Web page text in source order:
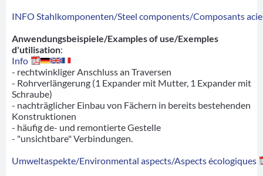
INFO Stahlkomponenten/Steel components/Composants
Anwendungsbeispiele/Examples of use/Exemples
d'utilisation:
Info
- rechtwinkliger Anschluss an Traversen
- Rohrverlängerung (1 Expander mit Mutter, 1 Expander mit
Schraube)
- nachträglicher Einbau von Fächern in bereits bestehenden
Konstruktionen
- häufig de- und remontierte Gestelle
- "unsichtbare" Verbindungen.
Umweltaspekte/Environmental aspects/Aspects écologiques